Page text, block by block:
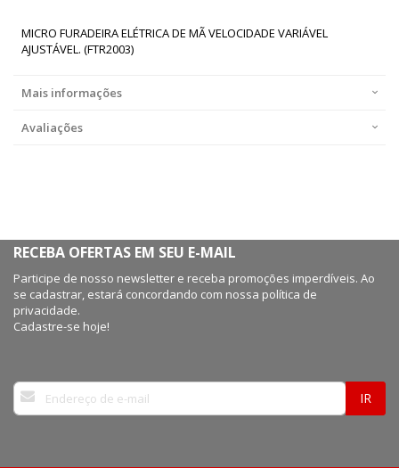
MICRO FURADEIRA ELÉTRICA DE MÃ VELOCIDADE VARIÁVEL
AJUSTÁVEL. (FTR2003)
Mais informações
Avaliações
RECEBA OFERTAS EM SEU E-MAIL
Participe de nosso newsletter e receba promoções imperdíveis. Ao
se cadastrar, estará concordando com nossa política de
privacidade.
Cadastre-se hoje!
Inscreva-
se
na
IR